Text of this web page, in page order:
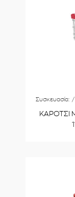
Συσκευασία: /
ΚΑΡΟΤΣΙ